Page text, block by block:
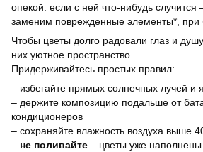
опекой: если с ней что-нибудь
заменим поврежденные элементы*, при
Чтобы цветы долго радовали глаз и
них уютное пространство.
Придерживайтесь простых правил:
– избегайте прямых солнечных лучей и
– держите композицию подальше от
кондиционеров
– сохраняйте влажность воздуха выше
– не поливайте – цветы уже